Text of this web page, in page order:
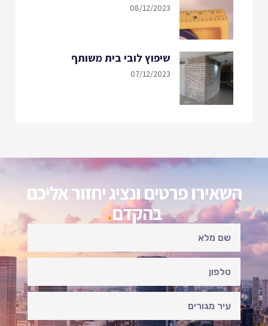
08/12/2023
שיפוץ לובי בית משותף
07/12/2023
השאירו פרטים ונציג יחזור אליכם
בהקדם.